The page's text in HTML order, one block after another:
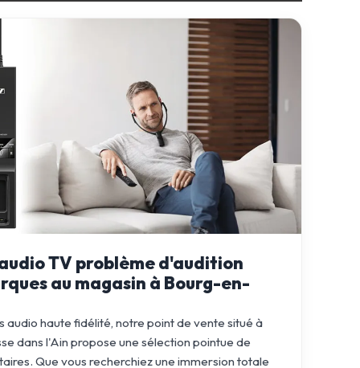
TV problème d'audition
au magasin à Bourg-en-
audio haute fidélité, notre point de vente situé à
dans l'Ain propose une sélection pointue de
Que vous recherchiez une immersion totale